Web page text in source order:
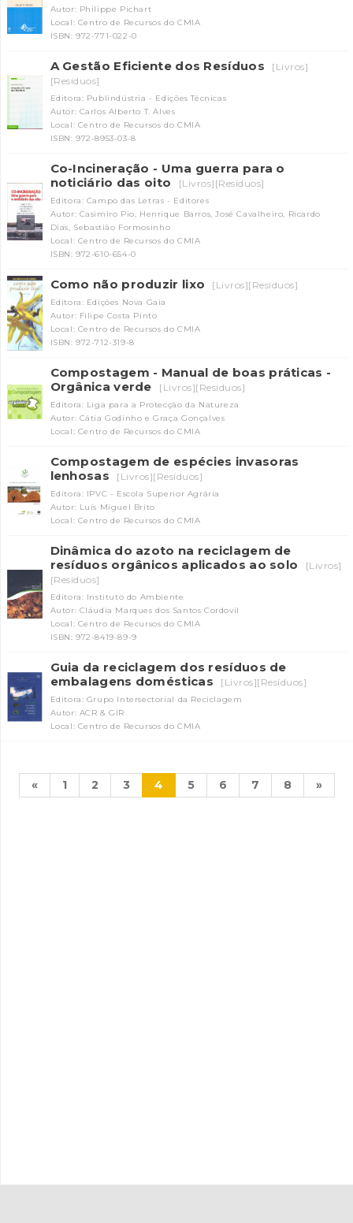
Autor: Philippe Pichart
Local: Centro de Recursos do CMIA
ISBN: 972-771-022-0
A Gestão Eficiente dos Resíduos
[Livros]
[Resíduos]
Editora: Publindústria - Edições Técnicas
Autor: Carlos Alberto T. Alves
Local: Centro de Recursos do CMIA
ISBN: 972-8953-03-8
Co-Incineração - Uma guerra para o
noticiário das oito
[Livros][Resíduos]
Editora: Campo das Letras - Editores
Autor: Casimiro Pio, Henrique Barros, José Cavalheiro, Ricardo
Dias, Sebastião Formosinho
Local: Centro de Recursos do CMIA
ISBN: 972-610-654-0
Como não produzir lixo [Livros][Resíduos]
Editora: Edições Nova Gaia
Autor: Filipe Costa Pinto
Local: Centro de Recursos do CMIA
ISBN: 972-712-319-8
Compostagem - Manual de boas práticas -
Orgânica verde
[Livros][Resíduos]
Editora: Liga para a Protecção da Natureza
Autor: Cátia Godinho e Graça Gonçalves
Local: Centro de Recursos do CMIA
Compostagem de espécies invasoras
lenhosas
[Livros][Resíduos]
Editora: IPVC - Escola Superior Agrária
Autor: Luís Miguel Brito
Local: Centro de Recursos do CMIA
Dinâmica do azoto na reciclagem de
resíduos orgânicos aplicados ao solo
[Livros]
[Resíduos]
Editora: Instituto do Ambiente
Autor: Cláudia Marques dos Santos Cordovil
Local: Centro de Recursos do CMIA
ISBN: 972-8419-89-9
Guia da reciclagem dos resíduos de
embalagens domésticas
[Livros][Resíduos]
Editora: Grupo Intersectorial da Reciclagem
Autor: ACR & GIR
Local: Centro de Recursos do CMIA
« 1 2 3 4 5 6 7 8 »